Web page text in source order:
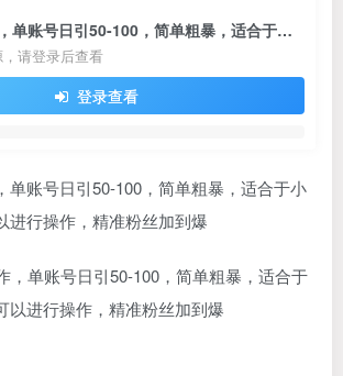
最新引流骚操作，单账号日引50-100，简单粗暴，适合于小白各行各业都可以进行操作，精准粉丝加到爆
请登录后查看
登录查看
单账号日引50-100，简单粗暴，适合于小
进行操作，精准粉丝加到爆